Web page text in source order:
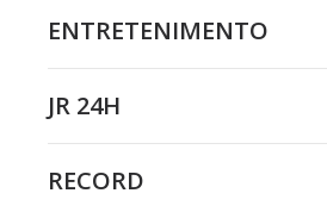
ENTRETENIMENTO
JR 24H
RECORD